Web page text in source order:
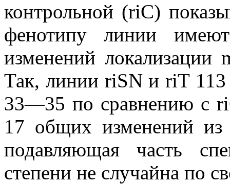
контрольной (riC)
фенотипу линии
изменений
Так, линии riSN и riT
33—35 по сравнению с
17 общих изменений из
подавляющая часть
степени не случайна по